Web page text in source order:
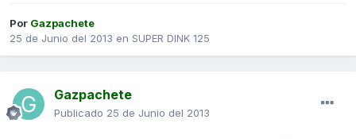
Por Gazpachete
25 de Junio del 2013 en SUPER DINK 125
Gazpachete
Publicado 25 de Junio del 2013